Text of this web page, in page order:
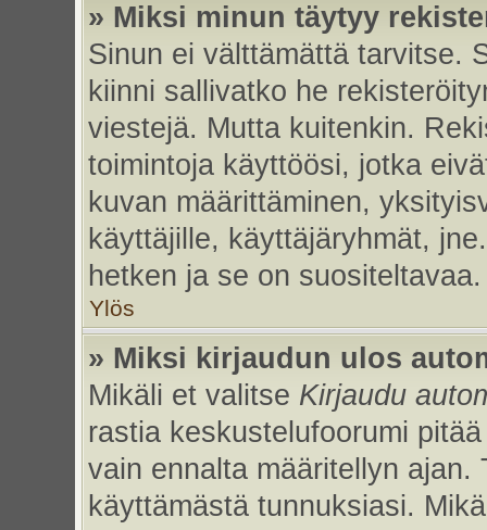
» Miksi minun täytyy
Sinun ei välttämättä tarvitse.
kiinni sallivatko he
viestejä. Mutta kuitenkin.
toimintoja käyttöösi, jotka
kuvan määrittäminen,
käyttäjille, käyttäjäryhmät,
hetken ja se on suositeltavaa.
Ylös
» Miksi kirjaudun ulos
Mikäli et valitse Kirjaudu
rastia keskustelufoorumi
vain ennalta määritellyn
käyttämästä tunnuksiasi.